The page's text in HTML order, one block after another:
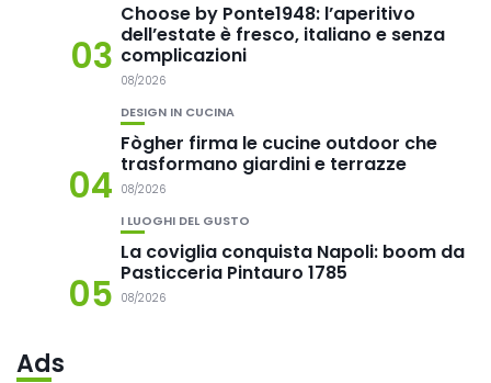
03
Choose by Ponte1948: l’aperitivo
dell’estate è fresco, italiano e senza
complicazioni
08/2026
04
DESIGN IN CUCINA
Fògher firma le cucine outdoor che
trasformano giardini e terrazze
08/2026
05
I LUOGHI DEL GUSTO
La coviglia conquista Napoli: boom da
Pasticceria Pintauro 1785
08/2026
Ads